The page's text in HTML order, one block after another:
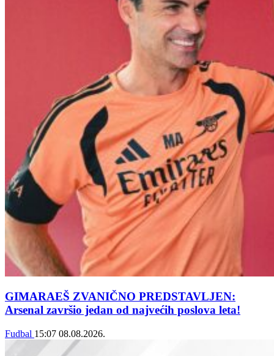
GIMARAEŠ ZVANIČNO PREDSTAVLJEN:
Arsenal završio jedan od najvećih poslova leta!
Fudbal 15:07 08.08.2026.